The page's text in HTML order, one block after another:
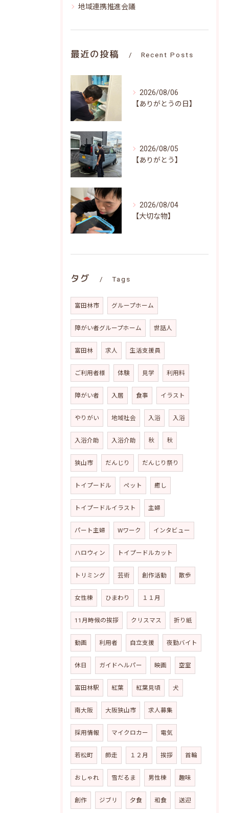
地域連携推進会議
最近の投稿 Recent Posts
2026/08/06
【ありがとうの日】
2026/08/05
【ありがとう】
2026/08/04
【大切な物】
タグ Tags
富田林市 グループホーム
障がい者グループホーム 世話人
富田林 求人 生活支援員
ご利用者様 体験 見学 利用料
障がい者 入居 食事 イラスト
やりがい 地域社会 入浴 入浴
入浴介助 入浴介助 秋 秋
狭山市 だんじり だんじり祭り
トイプードル ペット 癒し
トイプードルイラスト 主婦
パート主婦 Wワーク インタビュー
ハロウィン トイプードルカット
トリミング 芸術 創作活動 散歩
女性棟 ひまわり １１月
11月時候の挨拶 クリスマス 折り紙
動画 利用者 自立支援 夜勤バイト
休日 ガイドヘルパー 映画 空室
富田林駅 紅葉 紅葉見頃 犬
南大阪 大阪狭山市 求人募集
採用情報 マイクロカー 電気
若松町 師走 １２月 挨拶 首輪
おしゃれ 雪だるま 男性棟 趣味
創作 ジブリ 夕食 和食 送迎